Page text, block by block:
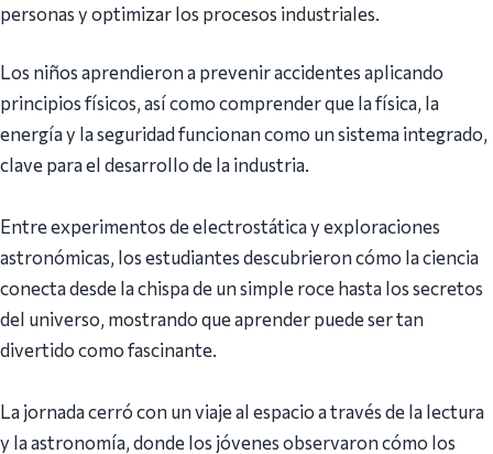
personas y optimizar los procesos industriales.
Los niños aprendieron a prevenir accidentes aplicando
principios físicos, así como comprender que la física, la
energía y la seguridad funcionan como un sistema integrado,
clave para el desarrollo de la industria.
Entre experimentos de electrostática y exploraciones
astronómicas, los estudiantes descubrieron cómo la ciencia
conecta desde la chispa de un simple roce hasta los secretos
del universo, mostrando que aprender puede ser tan
divertido como fascinante.
‎La jornada cerró con un viaje al espacio a través de la lectura
y la astronomía, donde los jóvenes observaron cómo los